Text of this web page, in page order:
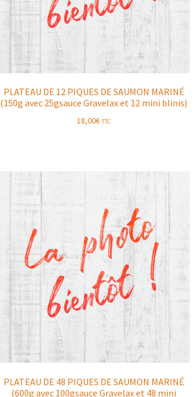
PLATEAU DE 12 PIQUES DE SAUMON MARINÉ
(150g avec 25gsauce Gravelax et 12 mini blinis)
18,00€ TTC
PLATEAU DE 48 PIQUES DE SAUMON MARINÉ
(600g avec 100gsauce Gravelax et 48 mini